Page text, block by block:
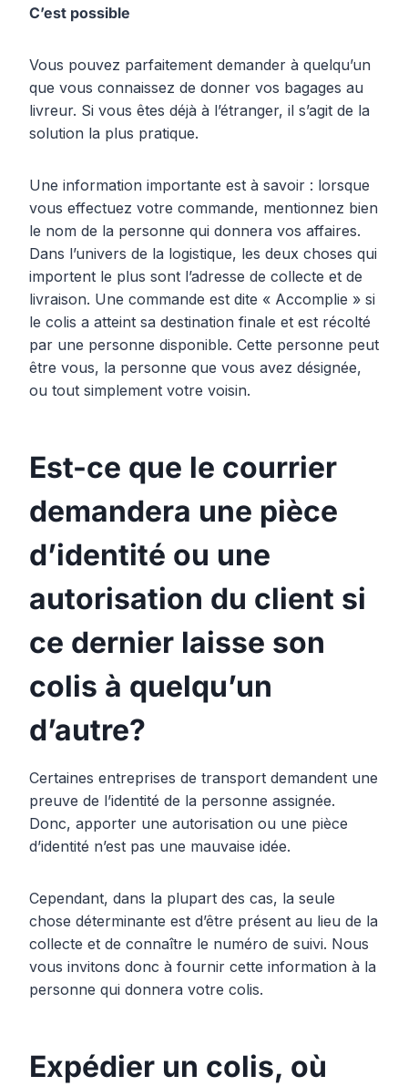
C’est possible
Vous pouvez parfaitement demander à quelqu’un
que vous connaissez de donner vos bagages au
livreur. Si vous êtes déjà à l’étranger, il s’agit de la
solution la plus pratique.
Une information importante est à savoir : lorsque
vous effectuez votre commande, mentionnez bien
le nom de la personne qui donnera vos affaires.
Dans l’univers de la logistique, les deux choses qui
importent le plus sont l’adresse de collecte et de
livraison. Une commande est dite « Accomplie » si
le colis a atteint sa destination finale et est récolté
par une personne disponible. Cette personne peut
être vous, la personne que vous avez désignée,
ou tout simplement votre voisin.
Est-ce que le courrier
demandera une pièce
d’identité ou une
autorisation du client si
ce dernier laisse son
colis à quelqu’un
d’autre?
Certaines entreprises de transport demandent une
preuve de l’identité de la personne assignée.
Donc, apporter une autorisation ou une pièce
d’identité n’est pas une mauvaise idée.
Cependant, dans la plupart des cas, la seule
chose déterminante est d’être présent au lieu de la
collecte et de connaître le numéro de suivi. Nous
vous invitons donc à fournir cette information à la
personne qui donnera votre colis.
Expédier un colis, où